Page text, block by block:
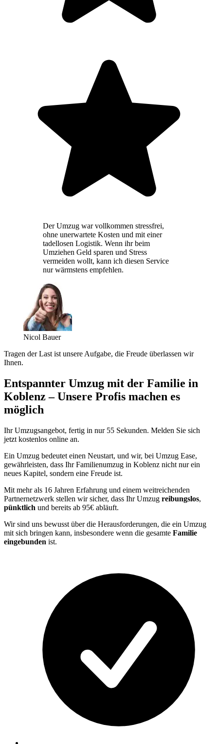
Der Umzug war vollkommen stressfrei,
ohne unerwartete Kosten und mit einer
tadellosen Logistik. Wenn ihr beim
Umziehen Geld sparen und Stress
vermeiden wollt, kann ich diesen Service
nur wärmstens empfehlen.
Nicol Bauer
Tragen der Last ist unsere Aufgabe, die Freude überlassen wir
Ihnen.
Entspannter Umzug mit der Familie in
Koblenz – Unsere Profis machen es
möglich
Ihr Umzugsangebot, fertig in nur 55 Sekunden. Melden Sie sich
jetzt kostenlos online an.
Ein Umzug bedeutet einen Neustart, und wir, bei Umzug Ease,
gewährleisten, dass Ihr Familienumzug in Koblenz nicht nur ein
neues Kapitel, sondern eine Freude ist.
Mit mehr als 16 Jahren Erfahrung und einem weitreichenden
Partnernetzwerk stellen wir sicher, dass Ihr Umzug reibungslos,
pünktlich und bereits ab 95€ abläuft.
Wir sind uns bewusst über die Herausforderungen, die ein Umzug
mit sich bringen kann, insbesondere wenn die gesamte Familie
eingebunden ist.